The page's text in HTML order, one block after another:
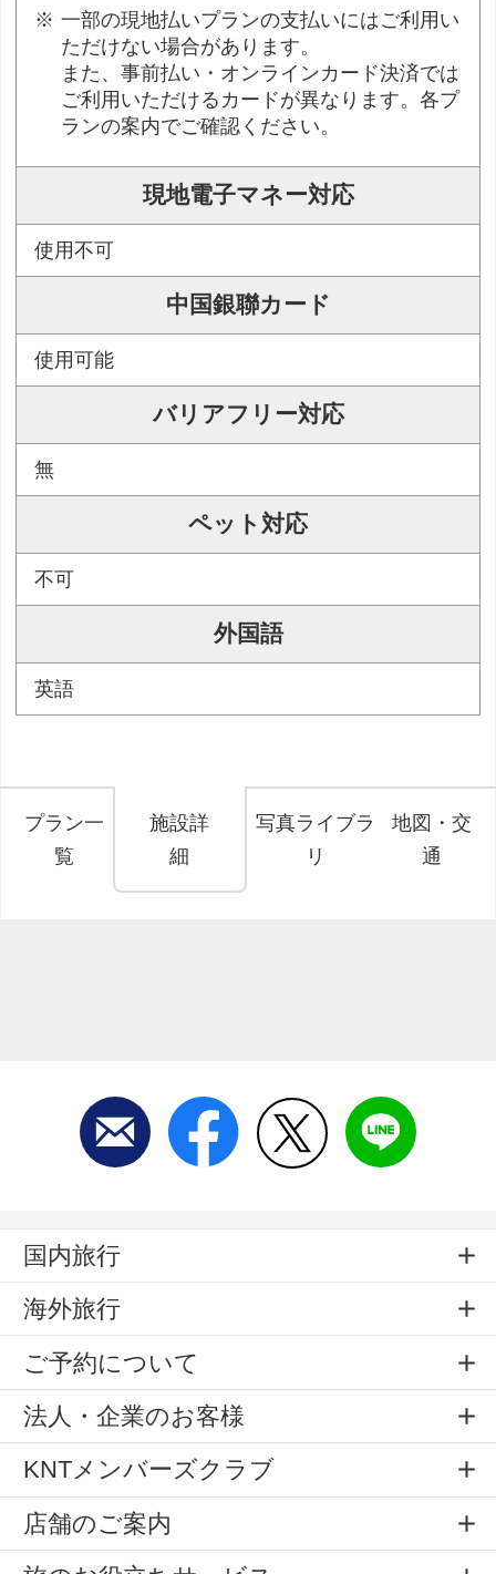
一部の現地払いプランの支払いにはご利用い
ただけない場合があります。
また、事前払い・オンラインカード決済では
ご利用いただけるカードが異なります。各プ
ランの案内でご確認ください。
現地電子マネー対応
使用不可
中国銀聯カード
使用可能
バリアフリー対応
無
ペット対応
不可
外国語
英語
プラン一
覧
施設詳
細
写真ライブラ
リ
地図・交
通
国内旅行
海外旅行
ご予約について
法人・企業のお客様
KNTメンバーズクラブ
店舗のご案内